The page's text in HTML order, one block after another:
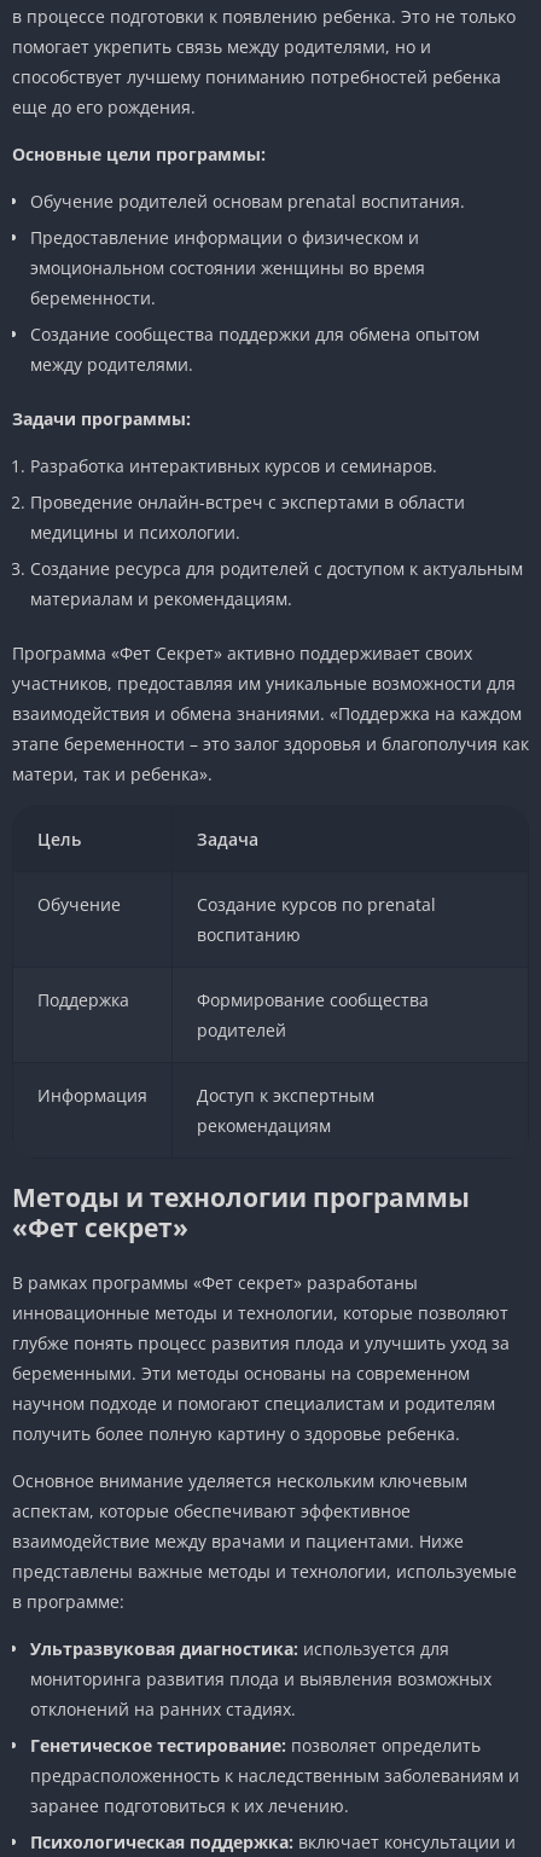
в процессе подготовки к появлению ребенка. Это не только
помогает укрепить связь между родителями, но и
способствует лучшему пониманию потребностей ребенка
еще до его рождения.
Основные цели программы:
Обучение родителей основам prenatal воспитания.
Предоставление информации о физическом и
эмоциональном состоянии женщины во время
беременности.
Создание сообщества поддержки для обмена опытом
между родителями.
Задачи программы:
Разработка интерактивных курсов и семинаров.
Проведение онлайн-встреч с экспертами в области
медицины и психологии.
Создание ресурса для родителей с доступом к актуальным
материалам и рекомендациям.
Программа «Фет Секрет» активно поддерживает своих
участников, предоставляя им уникальные возможности для
взаимодействия и обмена знаниями. «Поддержка на каждом
этапе беременности – это залог здоровья и благополучия как
матери, так и ребенка».
Цель Задача
Обучение
Создание курсов по prenatal
воспитанию
Поддержка
Формирование сообщества
родителей
Информация
Доступ к экспертным
рекомендациям
Методы и технологии программы
«Фет секрет»
В рамках программы «Фет секрет» разработаны
инновационные методы и технологии, которые позволяют
глубже понять процесс развития плода и улучшить уход за
беременными. Эти методы основаны на современном
научном подходе и помогают специалистам и родителям
получить более полную картину о здоровье ребенка.
Основное внимание уделяется нескольким ключевым
аспектам, которые обеспечивают эффективное
взаимодействие между врачами и пациентами. Ниже
представлены важные методы и технологии, используемые
в программе:
Ультразвуковая диагностика: используется для
мониторинга развития плода и выявления возможных
отклонений на ранних стадиях.
Генетическое тестирование: позволяет определить
предрасположенность к наследственным заболеваниям и
заранее подготовиться к их лечению.
Психологическая поддержка: включает консультации и